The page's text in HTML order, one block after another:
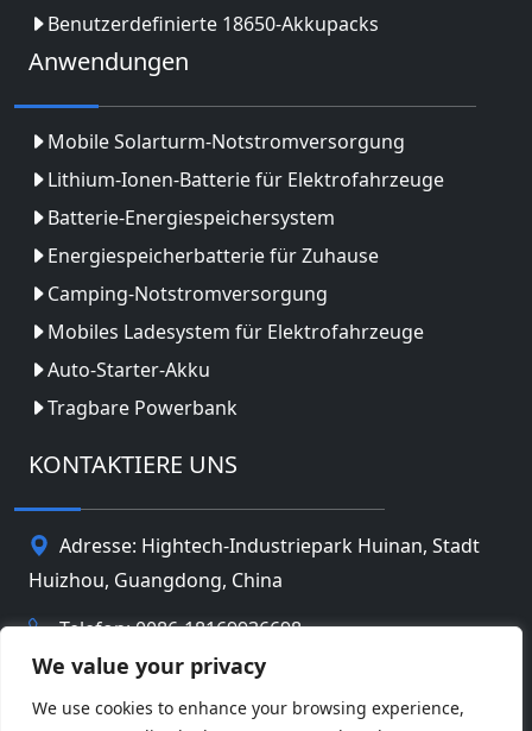
We value your privacy
We use cookies to enhance your browsing experience,
Benutzerdefinierte 18650-Akkupacks
Anwendungen
Mobile Solarturm-Notstromversorgung
Lithium-Ionen-Batterie für Elektrofahrzeuge
Batterie-Energiespeichersystem
Energiespeicherbatterie für Zuhause
Camping-Notstromversorgung
Mobiles Ladesystem für Elektrofahrzeuge
Auto-Starter-Akku
Tragbare Powerbank
KONTAKTIERE UNS
Adresse: Hightech-Industriepark Huinan, Stadt
Huizhou, Guangdong, China
Telefon: 0086-18169936698
info@jbbatterychina.com